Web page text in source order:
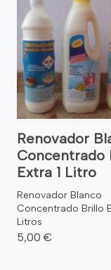
Renovador
Concentrado
Extra 1 Litro
Renovador Blanco
Concentrado Brillo
Litros
5,00 €